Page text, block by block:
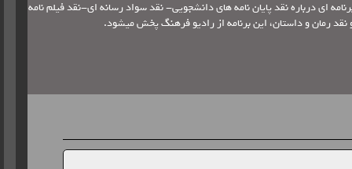
ای درباره نقد پایان نامه های دانشجویی- نقد سواد رسانه ای-نقد فیلم نامه
نقد رمان و داستان، این برنامه از رادیو فرهنگ پخش میشود.